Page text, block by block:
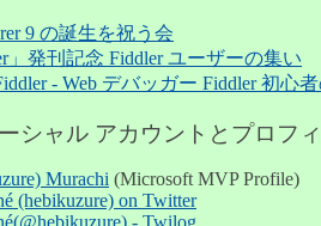
9 の誕生を祝う会
」発刊記念 Fiddler ユーザーの集い
- Web デバッガー Fiddler 初心
シャル アカウントとプロフ
Murachi (Microsoft MVP Profile)
(hebikuzure) on Twitter